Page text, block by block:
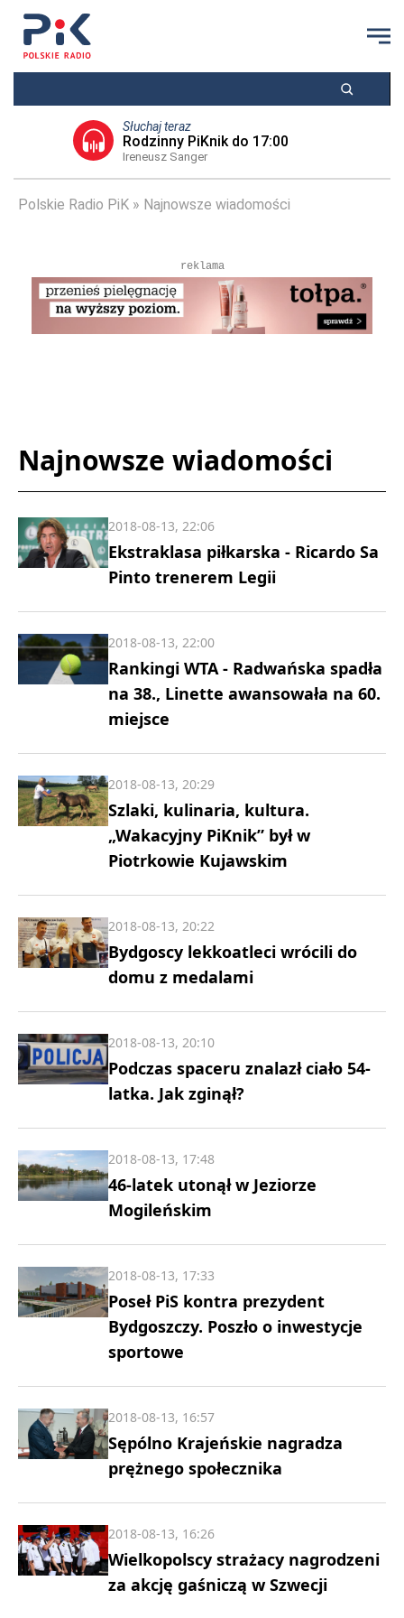
Słuchaj teraz
Rodzinny PiKnik do 17:00
Ireneusz Sanger
Polskie Radio PiK Najnowsze wiadomości
reklama
Najnowsze wiadomości
Ekstraklasa piłkarska - Ricardo Sa
Pinto trenerem Legii
2018-08-13, 22:06
Rankingi WTA - Radwańska spadła
na 38., Linette awansowała na 60.
miejsce
2018-08-13, 22:00
Szlaki, kulinaria, kultura.
„Wakacyjny PiKnik” był w
Piotrkowie Kujawskim
2018-08-13, 20:29
Bydgoscy lekkoatleci wrócili do
domu z medalami
2018-08-13, 20:22
Podczas spaceru znalazł ciało 54-
latka. Jak zginął?
2018-08-13, 20:10
46-latek utonął w Jeziorze
Mogileńskim
2018-08-13, 17:48
Poseł PiS kontra prezydent
Bydgoszczy. Poszło o inwestycje
sportowe
2018-08-13, 17:33
Sępólno Krajeńskie nagradza
prężnego społecznika
2018-08-13, 16:57
Wielkopolscy strażacy nagrodzeni
za akcję gaśniczą w Szwecji
2018-08-13, 16:26